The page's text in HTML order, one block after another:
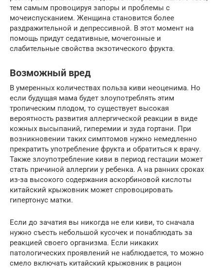
тем самым провоцируя запоры и проблемы с
мочеиспусканием. Женщина становится более
раздражительной и депрессивной. В этот момент на
помощь придут седативные, мочегонные и
слабительные свойства экзотического фрукта.
Возможный вред
В умеренных количествах польза киви неоценима. Но
если будущая мама будет злоупотреблять этим
тропическим плодом, то существует высокая
вероятность развития аллергической реакции в виде
кожных высыпаний, гиперемии и зуда гортани. При
возникновении таких симптомов нужно немедленно
прекратить употребление фрукта и обратиться к врачу.
Также злоупотребление киви в период гестации может
стать причиной аллергии у ребенка. А на ранних сроках
из-за высокого содержания аскорбиновой кислоты
китайский крыжовник может спровоцировать
гипертонус матки.
Если до зачатия вы никогда не ели киви, то сначала
нужно съесть небольшой кусочек и понаблюдать за
реакцией своего организма. Если никаких
патологических проявлений не наблюдается, то можно
смело включать китайский крыжовник в рацион